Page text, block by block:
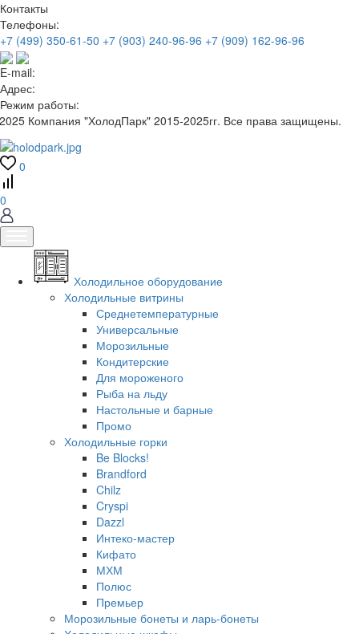
Контакты
Телефоны:
+7 (499) 350-61-50 +7 (903) 240-96-96 +7 (909) 162-96-96
E-mail:
Адрес:
Режим работы:
Компания "ХолодПарк" 2015-2025гг. Все права защищены.
0
0
Холодильное оборудование
Холодильные витрины
Среднетемпературные
Универсальные
Морозильные
Кондитерские
Для мороженого
Рыба на льду
Настольные и барные
Промо
Холодильные горки
Be Blocks!
Brandford
Chilz
Cryspi
Dazzl
Интеко-мастер
Кифато
МХМ
Полюс
Премьер
Морозильные бонеты и ларь-бонеты